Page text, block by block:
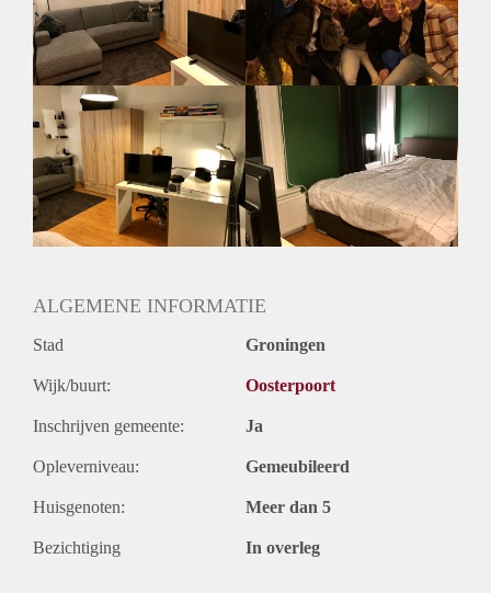
ideaal. In deze periode bevinden zich veel evenementen in
Groningen onder andere de keiweek. Hier kun je makkelijk
connecties maken om een vaste kamer te vinden.
Huur: €450 per maand
Locatie: Oosterweg (dichtbij station)
Periode: 27 mei tot midden september
Ruimte: 22m2
Voor intresse of vragen: stuur me een berichtje via facebook!
(Robin Stevens)
ALGEMENE INFORMATIE
Stad Groningen
Wijk/buurt: Oosterpoort
Inschrijven gemeente: Ja
Opleverniveau: Gemeubileerd
Huisgenoten: Meer dan 5
Bezichtiging In overleg